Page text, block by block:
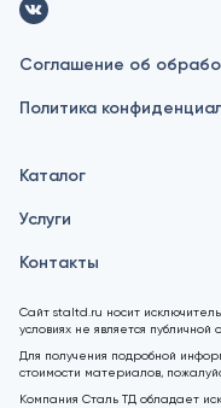
Соглашение об
Политика
Каталог
Услуги
Контакты
Сайт staltd.ru носит
условиях не является
Для получения подробной
стоимости материалов,
Компания Сталь ТД обладает